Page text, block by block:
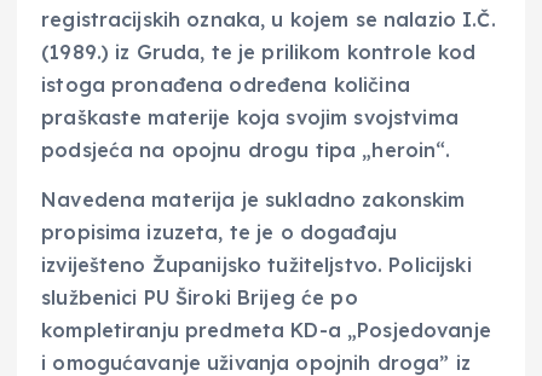
registracijskih oznaka, u kojem se nalazio I.Č.
(1989.) iz Gruda, te je prilikom kontrole kod
istoga pronađena određena količina
praškaste materije koja svojim svojstvima
podsjeća na opojnu drogu tipa „heroin“.
Navedena materija je sukladno zakonskim
propisima izuzeta, te je o događaju
izviješteno Županijsko tužiteljstvo. Policijski
službenici PU Široki Brijeg će po
kompletiranju predmeta KD-a „Posjedovanje
i omogućavanje uživanja opojnih droga” iz